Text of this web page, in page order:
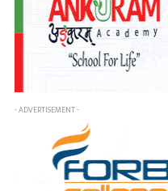
- ADVERTISEMENT -